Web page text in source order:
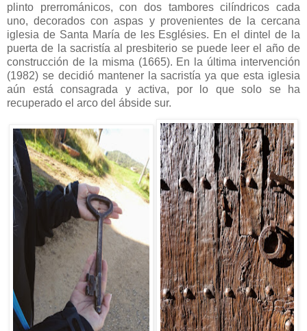
plinto prerrománicos, con dos tambores cilíndricos cada
uno, decorados con aspas y provenientes de la cercana
iglesia de Santa María de les Esglésies. En el dintel de la
puerta de la sacristía al presbiterio se puede leer el año de
construcción de la misma (1665). En la última intervención
(1982) se decidió mantener la sacristía ya que esta iglesia
aún está consagrada y activa, por lo que solo se ha
recuperado el arco del ábside sur.